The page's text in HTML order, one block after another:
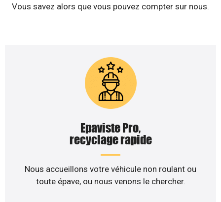
Vous savez alors que vous pouvez compter sur nous.
Epaviste Pro,
recyclage rapide
Nous accueillons votre véhicule non roulant ou
toute épave, ou nous venons le chercher.